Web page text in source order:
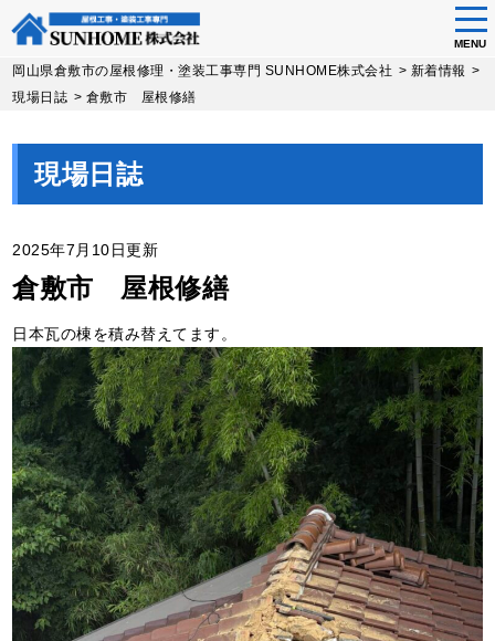
Skip
to
MENU
岡山県倉敷市の屋根修理・塗装工事専門 SUNHOME株式会社 > 新着情報 >
現場日誌 > 倉敷市 屋根修繕
現場日誌
2025年7月10日更新
倉敷市 屋根修繕
日本瓦の棟を積み替えてます。